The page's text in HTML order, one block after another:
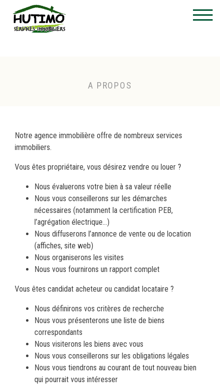
A PROPOS
Notre agence immobilière offre de nombreux services
immobiliers.
Vous êtes propriétaire, vous désirez vendre ou louer ?
Nous évaluerons votre bien à sa valeur réelle
Nous vous conseillerons sur les démarches
nécessaires (notamment la certification PEB,
l’agrégation électrique…)
Nous diffuserons l’annonce de vente ou de location
(affiches, site web)
Nous organiserons les visites
Nous vous fournirons un rapport complet
Vous êtes candidat acheteur ou candidat locataire ?
Nous définirons vos critères de recherche
Nous vous présenterons une liste de biens
correspondants
Nous visiterons les biens avec vous
Nous vous conseillerons sur les obligations légales
Nous vous tiendrons au courant de tout nouveau bien
qui pourrait vous intéresser